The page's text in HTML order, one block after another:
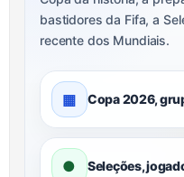
bastidores da Fifa, a
recente dos Mundiais.
▦ Copa 2026,
● Seleções,